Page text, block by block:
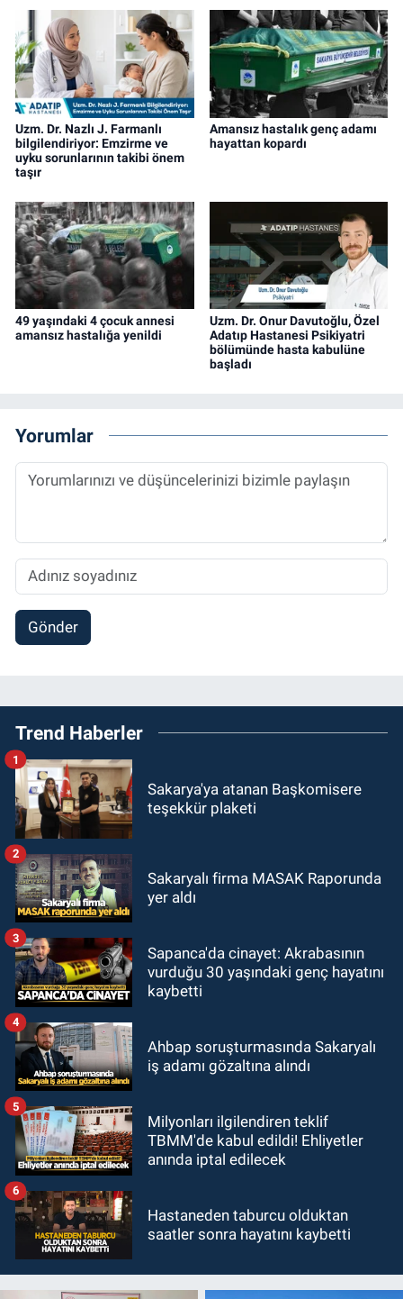
Uzm. Dr. Nazlı J. Farmanlı
bilgilendiriyor: Emzirme ve
uyku sorunlarının takibi önem
taşır
Amansız hastalık genç adamı
hayattan kopardı
49 yaşındaki 4 çocuk annesi
amansız hastalığa yenildi
Uzm. Dr. Onur Davutoğlu, Özel
Adatıp Hastanesi Psikiyatri
bölümünde hasta kabulüne
başladı
Yorumlar
Gönder
Trend Haberler
Sakarya'ya atanan Başkomisere
teşekkür plaketi
1
Sakaryalı firma MASAK Raporunda
yer aldı
2
Sapanca'da cinayet: Akrabasının
vurduğu 30 yaşındaki genç hayatını
kaybetti
3
Ahbap soruşturmasında Sakaryalı
iş adamı gözaltına alındı
4
Milyonları ilgilendiren teklif
TBMM'de kabul edildi! Ehliyetler
anında iptal edilecek
5
Hastaneden taburcu olduktan
saatler sonra hayatını kaybetti
6